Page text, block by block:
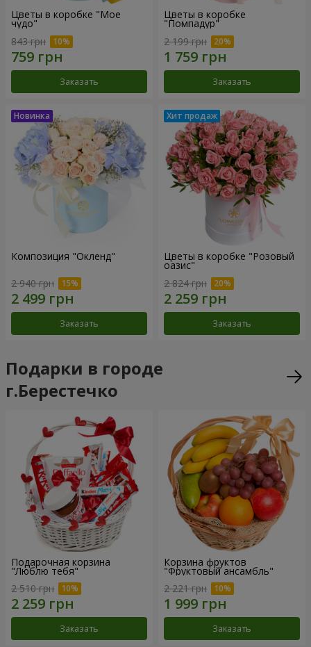
Цветы в коробке "Мое
чудо"
843 грн
Заказать
Цветы в коробке
"Помпадур"
2 199 грн
Заказать
Композиция "Окленд"
2 940 грн
Заказать
Цветы в коробке "Розовый
оазис"
2 824 грн
Заказать
Подарки в городе
г.Берестечко
Подарочная корзина
"Люблю тебя"
2 510 грн
Заказать
Корзина фруктов
"Фруктовый ансамбль"
2 221 грн
Заказать